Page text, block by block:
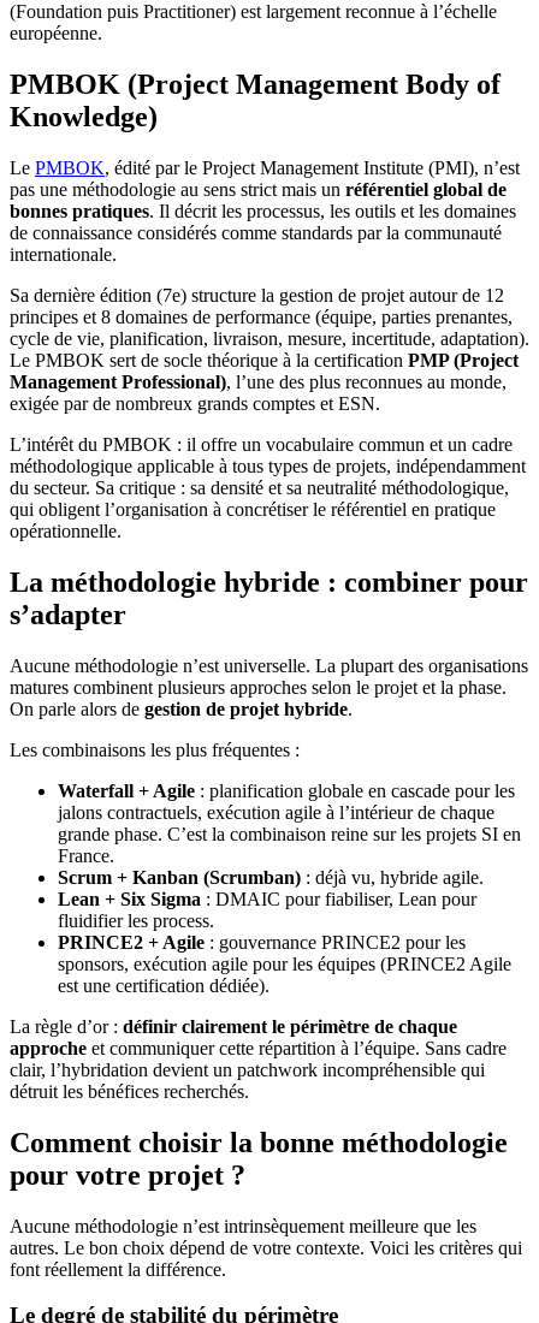
(Foundation puis Practitioner) est largement reconnue à l’échelle
européenne.
PMBOK (Project Management Body of
Knowledge)
Le PMBOK, édité par le Project Management Institute (PMI), n’est
pas une méthodologie au sens strict mais un référentiel global de
bonnes pratiques. Il décrit les processus, les outils et les domaines
de connaissance considérés comme standards par la communauté
internationale.
Sa dernière édition (7e) structure la gestion de projet autour de 12
principes et 8 domaines de performance (équipe, parties prenantes,
cycle de vie, planification, livraison, mesure, incertitude, adaptation).
Le PMBOK sert de socle théorique à la certification PMP (Project
Management Professional), l’une des plus reconnues au monde,
exigée par de nombreux grands comptes et ESN.
L’intérêt du PMBOK : il offre un vocabulaire commun et un cadre
méthodologique applicable à tous types de projets, indépendamment
du secteur. Sa critique : sa densité et sa neutralité méthodologique,
qui obligent l’organisation à concrétiser le référentiel en pratique
opérationnelle.
La méthodologie hybride : combiner pour
s’adapter
Aucune méthodologie n’est universelle. La plupart des organisations
matures combinent plusieurs approches selon le projet et la phase.
On parle alors de gestion de projet hybride.
Les combinaisons les plus fréquentes :
Waterfall + Agile : planification globale en cascade pour les
jalons contractuels, exécution agile à l’intérieur de chaque
grande phase. C’est la combinaison reine sur les projets SI en
France.
Scrum + Kanban (Scrumban) : déjà vu, hybride agile.
Lean + Six Sigma : DMAIC pour fiabiliser, Lean pour
fluidifier les process.
PRINCE2 + Agile : gouvernance PRINCE2 pour les
sponsors, exécution agile pour les équipes (PRINCE2 Agile
est une certification dédiée).
La règle d’or : définir clairement le périmètre de chaque
approche et communiquer cette répartition à l’équipe. Sans cadre
clair, l’hybridation devient un patchwork incompréhensible qui
détruit les bénéfices recherchés.
Comment choisir la bonne méthodologie
pour votre projet ?
Aucune méthodologie n’est intrinsèquement meilleure que les
autres. Le bon choix dépend de votre contexte. Voici les critères qui
font réellement la différence.
Le degré de stabilité du périmètre